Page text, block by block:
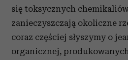
się toksycznych
zanieczyszczają okoliczne
coraz częściej słyszymy o
organicznej,